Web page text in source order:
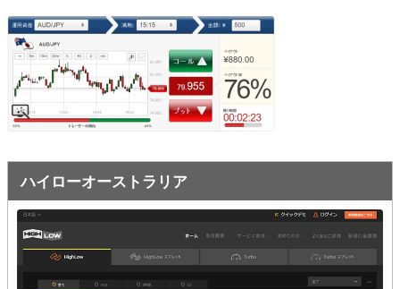
へ
ス
キ
ッ
プ
キ
ッ
プ
オプションビット
ファイブスターズオプション
初心者講座
トレンドを見極める
トレンド順張りで勝つ方法
逆張りと相場変動のしくみ
ハイローオーストラリア